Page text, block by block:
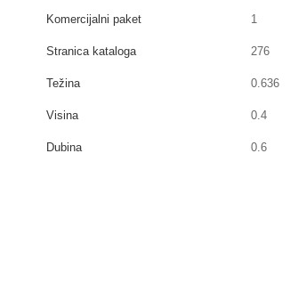
Komercijalni paket 1
Stranica kataloga 276
Težina 0.636
Visina 0.4
Dubina 0.6